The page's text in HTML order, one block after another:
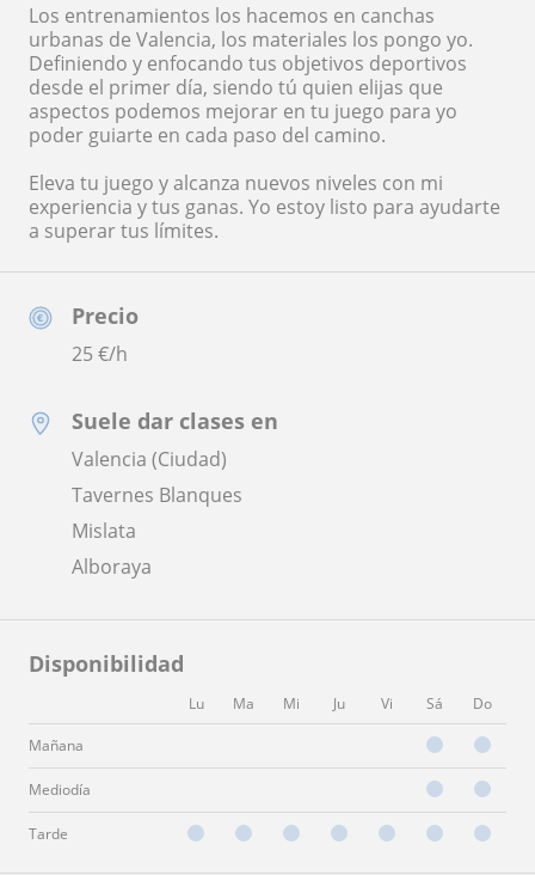
Precio
25€/h
Suele dar clases en
Valencia (Ciudad)
Tavernes Blanques
Mislata
Alboraya
Disponibilidad
Lu Ma Mi Ju Vi Sá Do
Mañana
Mediodía
Tarde
Los entrenamientos los hacemos en canchas
urbanas de Valencia, los materiales los pongo yo.
Definiendo y enfocando tus objetivos deportivos
desde el primer día, siendo tú quien elijas que
aspectos podemos mejorar en tu juego para yo
poder guiarte en cada paso del camino.
Eleva tu juego y alcanza nuevos niveles con mi
experiencia y tus ganas. Yo estoy listo para ayudarte
a superar tus límites.